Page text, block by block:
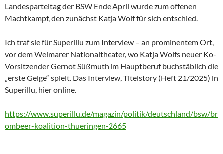
Landesparteitag der BSW Ende April wurde zum offenen
Machtkampf, den zunächst Katja Wolf für sich entschied.
Ich traf sie für Superillu zum Interview – an prominentem Ort,
vor dem Weimarer Nationaltheater, wo Katja Wolfs neuer Ko-
Vorsitzender Gernot Süßmuth im Hauptberuf buchstäblich die
„erste Geige“ spielt. Das Interview, Titelstory (Heft 21/2025) in
Superillu, hier online.
https://www.superillu.de/magazin/politik/deutschland/bsw/br
ombeer-koalition-thueringen-2665